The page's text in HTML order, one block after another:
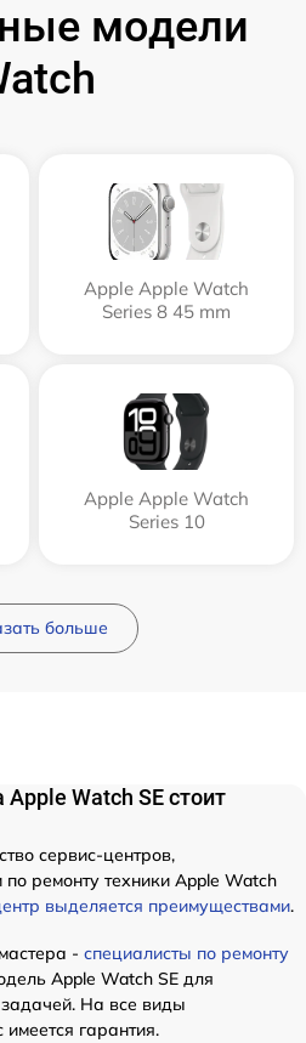
модели
Apple Apple Watch
Series 8 45 mm
Apple Apple Watch
Series 10
больше
Watch SE стоит
сервис-центров,
ремонту техники Apple Watch
выделяется преимуществами.
- специалисты по ремонту
Apple Watch SE для
На все виды
гарантия.